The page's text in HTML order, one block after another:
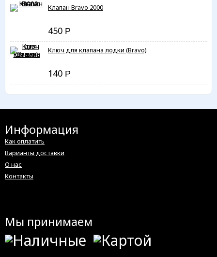
Клапан Bravo 2000
450 Р
Ключ для клапана лодки (Bravo)
140 Р
Информация
Как оплатить
Варианты доставки
О нас
Контакты
Мы принимаем